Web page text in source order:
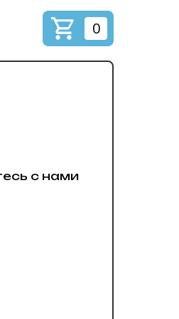
0
с нами